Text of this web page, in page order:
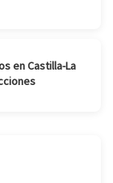
en Castilla-La